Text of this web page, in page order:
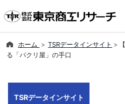
ホーム TSRデータインサイト
る「パクリ屋」の手口
TSRデータインサイト